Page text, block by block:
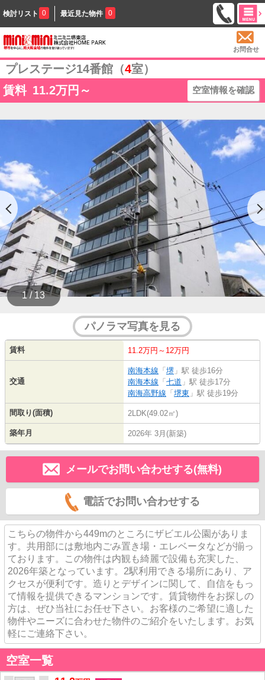
検討リスト 0 最近見た物件 0
お問合せ
プレステージ14番館（4室）
賃料 11.2万円～ 空室情報を確認
1 / 13
パノラマ写真を見る
賃料 11.2万円～12万円
交通
南海本線 「 堺 」駅 徒歩16分
南海本線 「 七道 」駅 徒歩17分
南海高野線 「 堺東 」駅 徒歩19分
間取り(面積) 2LDK(49.02㎡)
築年月 2026年 3月(新築)
メールでお問い合わせする(無料)
電話でお問い合わせする
こちらの物件から449mのところにザビエル公園がありま
す。共用部には敷地内ごみ置き場・エレベータなどが揃っ
ております。この物件は内観も綺麗で設備も充実した、
2026年築となっています。2駅利用できる場所にあり、ア
クセスが便利です。造りとデザインに関して、自信をもっ
て情報を提供できるマンションです。賃貸物件をお探しの
方は、ぜひ当社にお任せ下さい。お客様のご希望に適した
物件やニーズに合わせた物件のご紹介をいたします。お気
軽にご連絡下さい。
空室一覧